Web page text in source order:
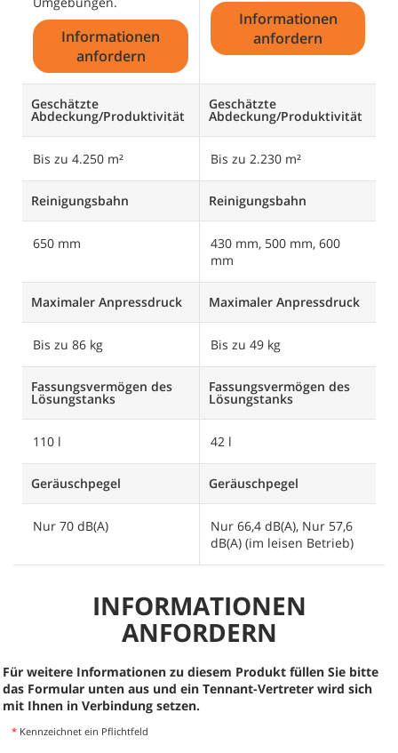
Informationen
anfordern
Geschätzte
Abdeckung/Produktivität
Bis zu 4.250 m²
Reinigungsbahn
650 mm
Maximaler Anpressdruck
Bis zu 86 kg
Fassungsvermögen des
Lösungstanks
110 l
Geräuschpegel
Nur 70 dB(A)
Informationen
anfordern
Geschätzte
Abdeckung/Produktivität
Bis zu 2.230 m²
Reinigungsbahn
430 mm, 500 mm, 600
mm
Maximaler Anpressdruck
Bis zu 49 kg
Fassungsvermögen des
Lösungstanks
42 l
Geräuschpegel
Nur 66,4 dB(A), Nur 57,6
dB(A) (im leisen Betrieb)
INFORMATIONEN
ANFORDERN
Für weitere Informationen zu diesem Produkt füllen Sie bitte
das Formular unten aus und ein Tennant-Vertreter wird sich
mit Ihnen in Verbindung setzen.
* Kennzeichnet ein Pflichtfeld